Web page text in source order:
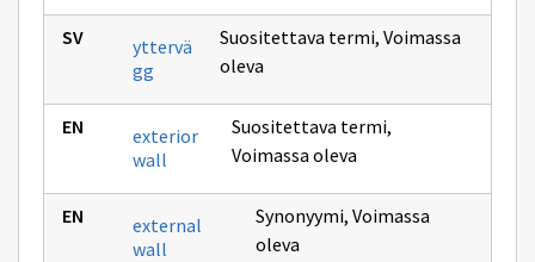
yttervä
gg
Suositettava termi, Voimassa
oleva
exterior
wall
Suositettava termi,
Voimassa oleva
external
wall
Synonyymi,Voimassa
oleva